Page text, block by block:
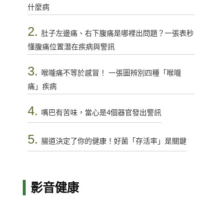
什麼病
2. 肚子左邊痛、右下腹痛是哪裡出問題？一張表秒
懂腹痛位置潛在疾病與警訊
3.
喉嚨痛不等於感冒！ 一張圖辨別四種「喉嚨
痛」疾病
4. 嘴巴有苦味，當心是4個器官發出警訊
5. 腸道決定了你的健康！好菌「存活率」是關鍵
影音健康